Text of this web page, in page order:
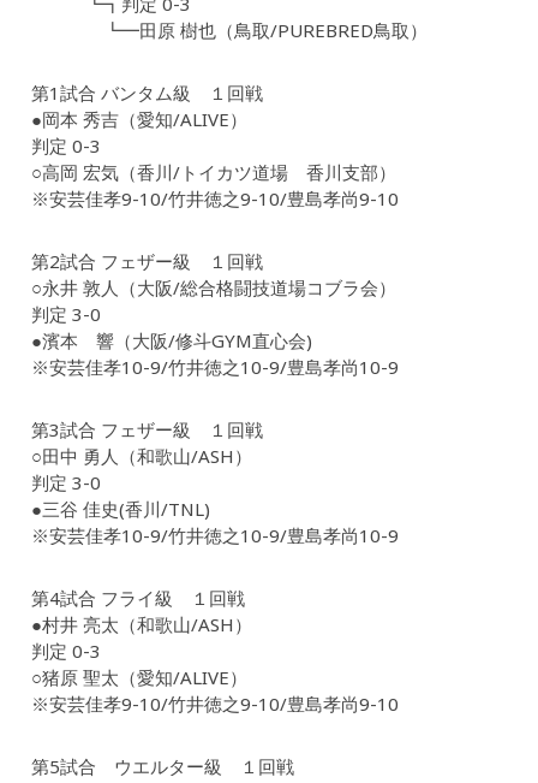
┗━田原 樹也（鳥取/PUREBRED鳥取）
第1試合 バンタム級 １回戦
●岡本 秀吉（愛知/ALIVE）
判定 0-3
○高岡 宏気（香川/トイカツ道場 香川支部）
※安芸佳孝9-10/竹井徳之9-10/豊島孝尚9-10
第2試合 フェザー級 １回戦
○永井 敦人（大阪/総合格闘技道場コブラ会）
判定 3-0
●濱本 響（大阪/修斗GYM直心会)
※安芸佳孝10-9/竹井徳之10-9/豊島孝尚10-9
第3試合 フェザー級 １回戦
○田中 勇人（和歌山/ASH）
判定 3-0
●三谷 佳史(香川/TNL)
※安芸佳孝10-9/竹井徳之10-9/豊島孝尚10-9
第4試合 フライ級 １回戦
●村井 亮太（和歌山/ASH）
判定 0-3
○猪原 聖太（愛知/ALIVE）
※安芸佳孝9-10/竹井徳之9-10/豊島孝尚9-10
第5試合 ウエルター級 １回戦